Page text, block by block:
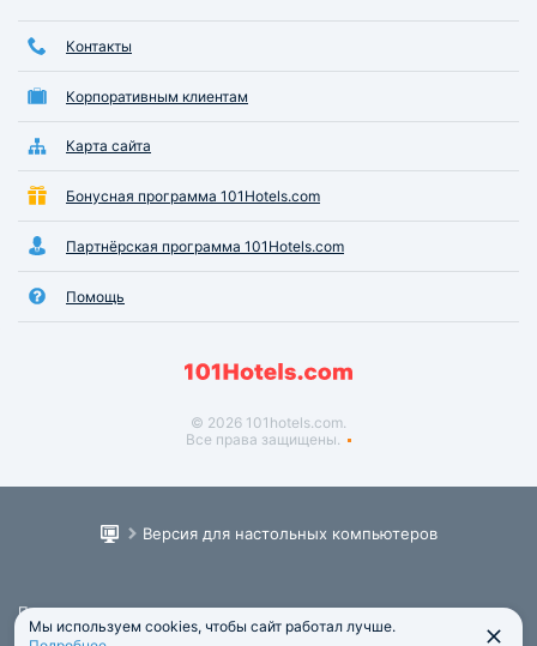
Контакты
Корпоративным клиентам
Карта сайта
Бонусная программа 101Hotels.com
Партнёрская программа 101Hotels.com
Помощь
© 2026 101hotels.com.
Все права защищены.
Версия для настольных компьютеров
Пользовательское соглашение
Юридическая информация
Мы используем cookies, чтобы сайт работал лучше.